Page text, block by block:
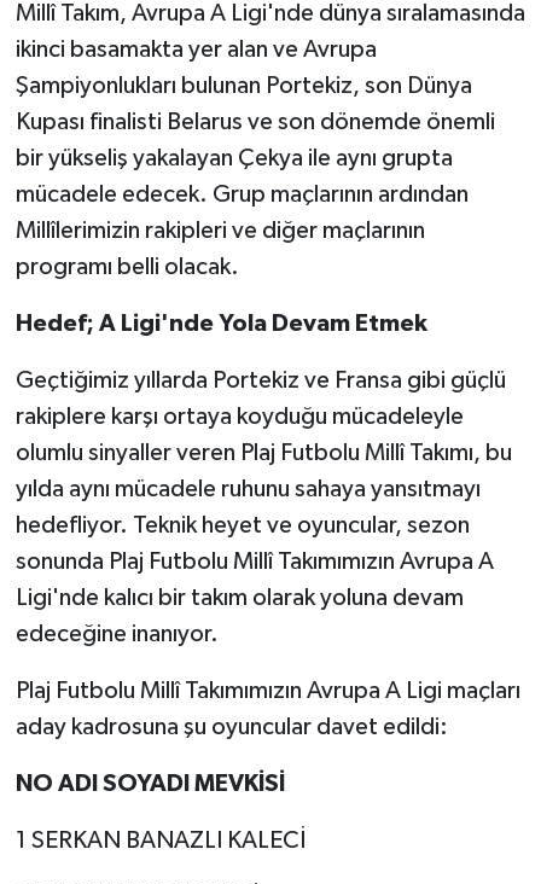
Millî Takım, Avrupa A Ligi'nde dünya sıralamasında
ikinci basamakta yer alan ve Avrupa
Şampiyonlukları bulunan Portekiz, son Dünya
Kupası finalisti Belarus ve son dönemde önemli
bir yükseliş yakalayan Çekya ile aynı grupta
mücadele edecek. Grup maçlarının ardından
Millîlerimizin rakipleri ve diğer maçlarının
programı belli olacak.
Hedef; A Ligi'nde Yola Devam Etmek
Geçtiğimiz yıllarda Portekiz ve Fransa gibi güçlü
rakiplere karşı ortaya koyduğu mücadeleyle
olumlu sinyaller veren Plaj Futbolu Millî Takımı, bu
yılda aynı mücadele ruhunu sahaya yansıtmayı
hedefliyor. Teknik heyet ve oyuncular, sezon
sonunda Plaj Futbolu Millî Takımımızın Avrupa A
Ligi'nde kalıcı bir takım olarak yoluna devam
edeceğine inanıyor.
Plaj Futbolu Millî Takımımızın Avrupa A Ligi maçları
aday kadrosuna şu oyuncular davet edildi:
NO ADI SOYADI MEVKİSİ
1 SERKAN BANAZLI KALECİ